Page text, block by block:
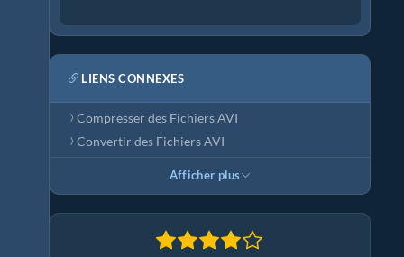
LIENS CONNEXES
Compresser des Fichiers AVI
Convertir des Fichiers AVI
Afficher plus